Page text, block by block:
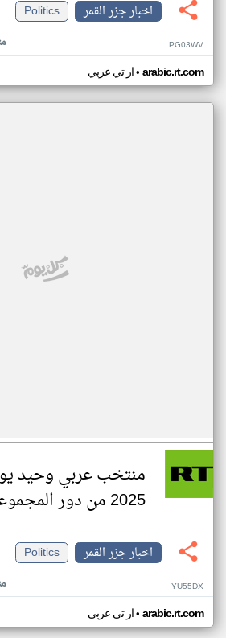
اخبار جزر القمر
Politics
PG03WV
ار تي عربي• arabic.rt.com
منتخب عربي وحيد
2025 من دور المجموعات
اخبار جزر القمر
Politics
YU55DX
ار تي عربي• arabic.rt.com